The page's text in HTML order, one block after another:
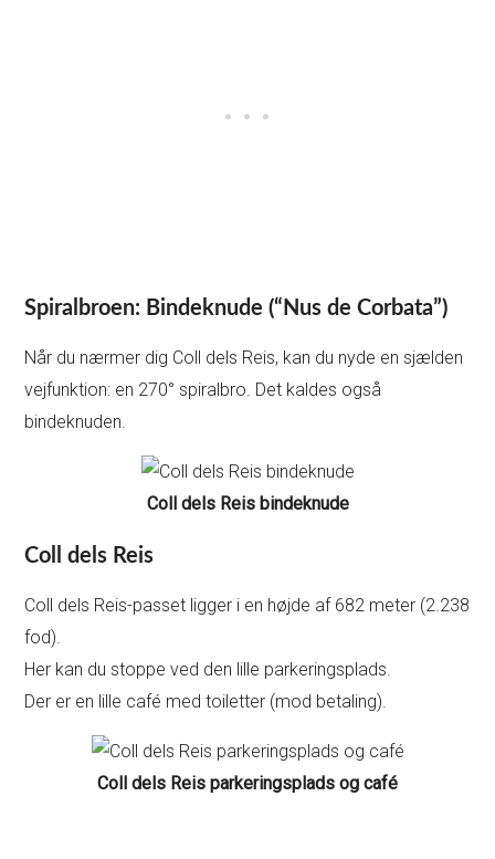
Spiralbroen: Bindeknude (“Nus de Corbata”)
Når du nærmer dig Coll dels Reis, kan du nyde en sjælden
vejfunktion: en 270° spiralbro. Det kaldes også
bindeknuden.
Coll dels Reis bindeknude
Coll dels Reis
Coll dels Reis-passet ligger i en højde af 682 meter (2.238
fod).
Her kan du stoppe ved den lille parkeringsplads.
Der er en lille café med toiletter (mod betaling).
Coll dels Reis parkeringsplads og café